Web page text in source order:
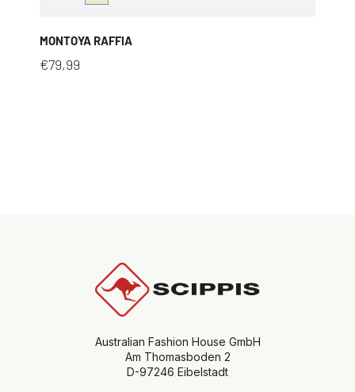
MONTOYA RAFFIA
€79,99
Australian Fashion House GmbH
Am Thomasboden 2
D-97246 Eibelstadt